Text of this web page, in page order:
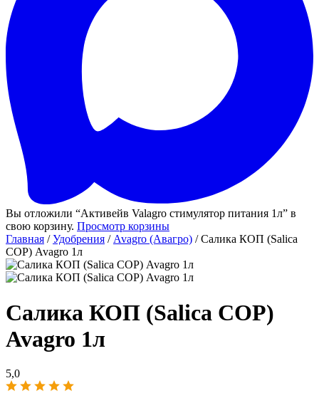
Вы отложили “Активейв Valagro стимулятор питания 1л” в
свою корзину. Просмотр корзины
Главная /Удобрения / Avagro (Авагро) / Салика КОП (Salica
COP) Avagro 1л
Салика КОП (Salica COP)
Avagro 1л
5,0